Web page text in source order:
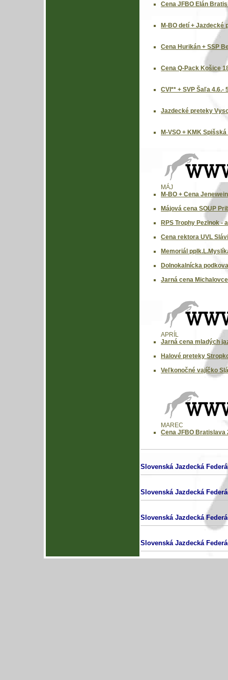
Cena JFBO Elán
M-BO detí + Jazdecké
Cena Hurikán + SSP
Cena Q-Pack Košice
CVI** + SVP Šaľa 4.6.-
Jazdecké preteky
M-VSO + KMK
MÁJ
M-BO + Cena
Májová cena SOUP
RPS Trophy Pezinok -
Cena rektora UVL
Memoriál
Dolnokalnícka
Jarná cena
APRÍL
Jarná cena mladých
Halové preteky
Veľkonočné vajíčko
MAREC
Cena JFBO Bratislava
Slovenská Jazdecká
Slovenská Jazdecká
Slovenská Jazdecká
Slovenská Jazdecká